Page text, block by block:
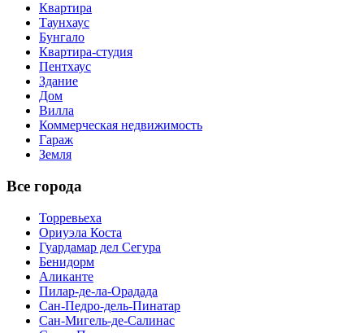
Квартира
Таунхаус
Бунгало
Квартира-студия
Пентхаус
Здание
Дом
Вилла
Коммерческая недвижимость
Гараж
Земля
Все города
Торревьеха
Ориуэла Коста
Гуардамар дел Сегура
Бенидорм
Аликанте
Пилар-де-ла-Орадада
Сан-Педро-дель-Пинатар
Сан-Мигель-де-Салинас